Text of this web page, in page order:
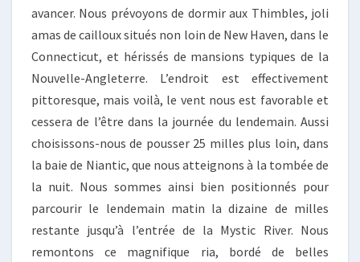
avancer. Nous prévoyons de dormir aux Thimbles, joli
amas de cailloux situés non loin de New Haven, dans le
Connecticut, et hérissés de mansions typiques de la
Nouvelle-Angleterre. L’endroit est effectivement
pittoresque, mais voilà, le vent nous est favorable et
cessera de l’être dans la journée du lendemain. Aussi
choisissons-nous de pousser 25 milles plus loin, dans
la baie de Niantic, que nous atteignons à la tombée de
la nuit. Nous sommes ainsi bien positionnés pour
parcourir le lendemain matin la dizaine de milles
restante jusqu’à l’entrée de la Mystic River. Nous
remontons ce magnifique ria, bordé de belles